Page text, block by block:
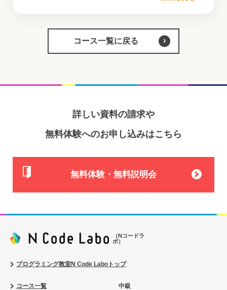
コース一覧に戻る
詳しい資料の請求や
無料体験へのお申し込みはこちら
無料体験・無料説明会
（Nコードラ
ボ）
プログラミング教室N Code Laboトップ
コース一覧 中級